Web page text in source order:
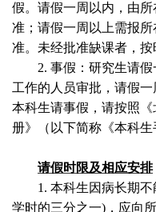
假。请假一周以内，由
准；请假一周以上需报
准。未经批准缺课者，按
2. 事假：研究生请
工作的人员审批，请假
本科生请事假，请按照
册》（以下简称《本科生
请假时限及相应安排
1. 本科生因病长期
学时的三分之一) ，应向